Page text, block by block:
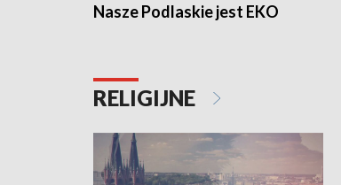
Nasze Podlaskie jest EKO
RELIGIJNE